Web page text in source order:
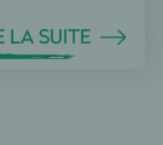
LA SUITE